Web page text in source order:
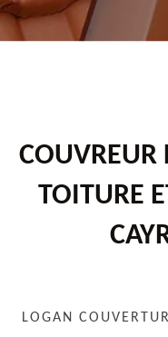
COUVREUR
TOITURE
LOGAN